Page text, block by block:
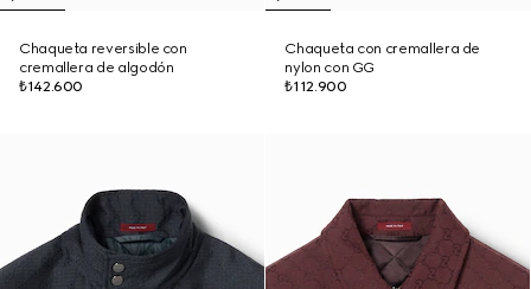
Chaqueta reversible con
cremallera de algodón
₺142.600
Chaqueta con cremallera de
nylon con GG
₺112.900